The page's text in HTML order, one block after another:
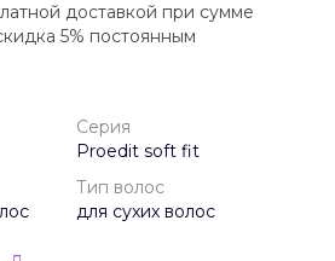
доставкой при сумме
5% постоянным
Серия
Proedit soft fit
Тип волос
для сухих волос